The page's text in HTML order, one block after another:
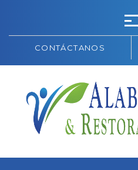
CONTÁCTANOS